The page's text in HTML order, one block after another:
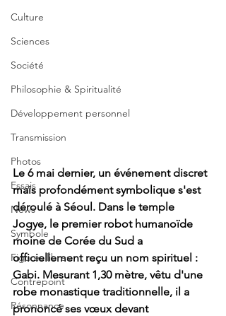
Culture
Sciences
Société
Philosophie & Spiritualité
Développement personnel
Transmission
Photos
Essais
News
Symbole
Figures libres
Contrepoint
Résonnance
Le 6 mai dernier, un événement discret
mais profondément symbolique s'est
déroulé à Séoul. Dans le temple
Jogye, le premier robot humanoïde
moine de Corée du Sud a
officiellement reçu un nom spirituel :
Gabi. Mesurant 1,30 mètre, vêtu d'une
robe monastique traditionnelle, il a
prononcé ses vœux devant